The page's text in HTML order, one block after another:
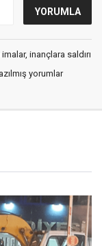
inançlara saldırı
yorumlar